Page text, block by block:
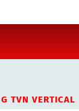
TVN VERTICAL